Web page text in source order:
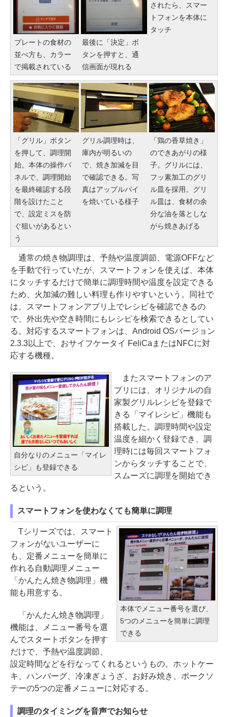
プレートの食材の
並べ方も、カラー
で掲載されている
最後に「決定」ボ
タンを押すと、通
信画面が現れる
されたら、スマー
トフォンを本体に
タッチ
「グリル」ボタン
を押して、調理開
始。本体の操作パ
ネルで、調理開始
を最終確認する段
階を設けたこと
で、設定ミスを防
ぐ狙いがあるとい
う
グリル調理時は、
庫内が明るいの
で、焼き加減を目
で確認できる。写
真はアップルパイ
を焼いている様子
「鶏の香草焼き」
のできあがりの様
子。グリルには、
フッ素加工のグリ
ル皿を採用。グリ
ル皿は、食材の余
分な油を落としな
がら焼きあげる
通常の焼き物調理は、予熱や温度調節、電源OFFなど
を手動で行っていたが、スマートフォンを使えば、本体
にタッチするだけで簡単に調理時間や温度を設定できる
ため、火加減の難しい料理も作りやすいという。同社で
は、スマートフォンアプリ上でレシピを確認できるの
で、外出先や空き時間にもレシピを検索できるとしてい
る。対応するスマートフォンは、Android OSバージョン
2.3.3以上で、おサイフケータイ FeliCaまたはNFCに対
応する機種。
自分なりのメニュー「マイレ
シピ」も登録できる
またスマートフォンのア
プリには、オリジナルの自
家製グリルレシピを登録で
きる「マイレシピ」機能も
搭載した。調理時間や設定
温度を細かく登録でき、調
理時には毎回スマートフォ
ンからタッチすることで、
スムーズに調理を開始でき
るという。
スマートフォンを使わなくても簡単に調理
本体でメニュー番号を選び、
5つのメニューを簡単に調理
できる
Tシリーズでは、スマート
フォンがないユーザーに
も、定番メニューを簡単に
作れる自動調理メニュー
「かんたん焼き物調理」機
能も用意する。
「かんたん焼き物調理」
機能は、メニュー番号を選
んでスタートボタンを押す
だけで、予熱や温度調節、
設定時間などを行なってくれるというもの。ホットケー
キ、ハンバーグ、冷凍ぎょうざ、お好み焼き、ポークソ
テーの5つの定番メニューに対応する。
調理のタイミングを音声でお知らせ